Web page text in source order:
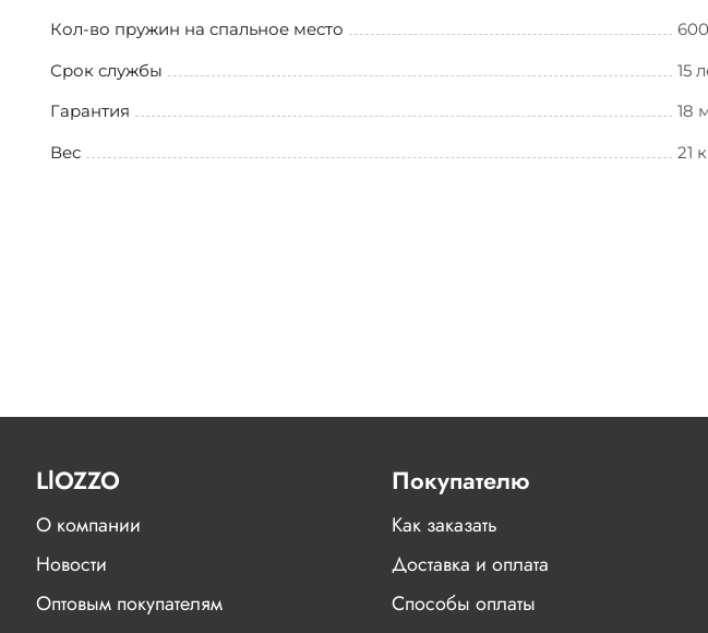
Кол-во пружин на спальное место
Срок службы 15
Гарантия 18
Вес 21
LlOZZO
О компании
Новости
Оптовым покупателям
Покупателю
Как заказать
Доставка и оплата
Способы оплаты